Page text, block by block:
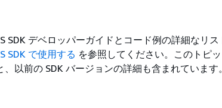
SDK デベロッパーガイドとコード例の詳細なリス
SDK で使用する を参照してください。このトピ
、以前の SDK バージョンの詳細も含まれています。